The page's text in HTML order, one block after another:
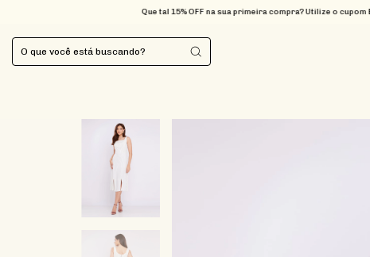
Que tal 15% OFF na sua primeira compra? Utilize o cupom BEMVINDA